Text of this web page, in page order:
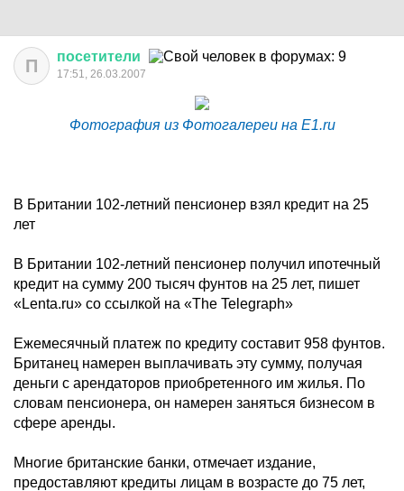
П посетители
17:51, 26.03.2007
Фотография из Фотогалереи на E1.ru
В Британии 102-летний пенсионер взял кредит на 25
лет
В Британии 102-летний пенсионер получил ипотечный
кредит на сумму 200 тысяч фунтов на 25 лет, пишет
«Lenta.ru» со ссылкой на «The Telegraph»
Ежемесячный платеж по кредиту составит 958 фунтов.
Британец намерен выплачивать эту сумму, получая
деньги с арендаторов приобретенного им жилья. По
словам пенсионера, он намерен заняться бизнесом в
сфере аренды.
Многие британские банки, отмечает издание,
предоставляют кредиты лицам в возрасте до 75 лет,